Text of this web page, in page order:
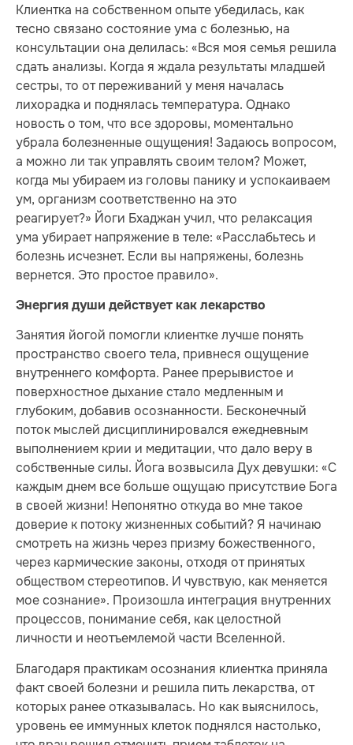
Клиентка на собственном опыте убедилась, как
тесно связано состояние ума с болезнью, на
консультации она делилась: «Вся моя семья решила
сдать анализы. Когда я ждала результаты младшей
сестры, то от переживаний у меня началась
лихорадка и поднялась температура. Однако
новость о том, что все здоровы, моментально
убрала болезненные ощущения! Задаюсь вопросом,
а можно ли так управлять своим телом? Может,
когда мы убираем из головы панику и успокаиваем
ум, организм соответственно на это
реагирует?» Йоги Бхаджан учил, что релаксация
ума убирает напряжение в теле: «Расслабьтесь и
болезнь исчезнет. Если вы напряжены, болезнь
вернется. Это простое правило».
Энергия души действует как лекарство
Занятия йогой помогли клиентке лучше понять
пространство своего тела, привнеся ощущение
внутреннего комфорта. Ранее прерывистое и
поверхностное дыхание стало медленным и
глубоким, добавив осознанности. Бесконечный
поток мыслей дисциплинировался ежедневным
выполнением крии и медитации, что дало веру в
собственные силы. Йога возвысила Дух девушки: «С
каждым днем все больше ощущаю присутствие Бога
в своей жизни! Непонятно откуда во мне такое
доверие к потоку жизненных событий? Я начинаю
смотреть на жизнь через призму божественного,
через кармические законы, отходя от принятых
обществом стереотипов. И чувствую, как меняется
мое сознание». Произошла интеграция внутренних
процессов, понимание себя, как целостной
личности и неотъемлемой части Вселенной.
Благодаря практикам осознания клиентка приняла
факт своей болезни и решила пить лекарства, от
которых ранее отказывалась. Но как выяснилось,
уровень ее иммунных клеток поднялся настолько,